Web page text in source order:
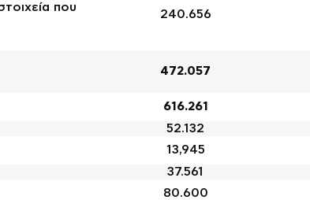
που
240.656
472.057
616.261
52.132
13,945
37.561
80.600